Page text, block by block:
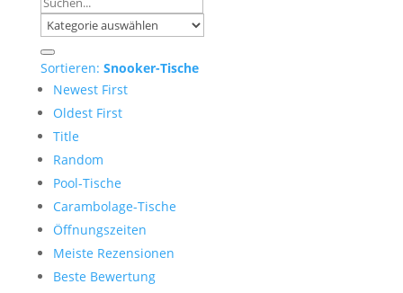
Sortieren: Snooker-Tische
Newest First
Oldest First
Title
Random
Pool-Tische
Carambolage-Tische
Öffnungszeiten
Meiste Rezensionen
Beste Bewertung